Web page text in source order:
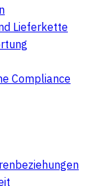
Lieferkette
Compliance